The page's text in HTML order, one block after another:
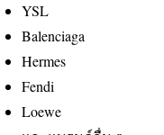
YSL
Balenciaga
Hermes
Fendi
Loewe